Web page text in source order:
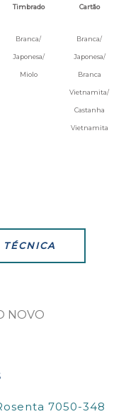
Timbrado Cartão
Branca/
Japonesa/
Miolo
Branca/
Japonesa/
Branca
Vietnamita/
Castanha
Vietnamita
7050-348